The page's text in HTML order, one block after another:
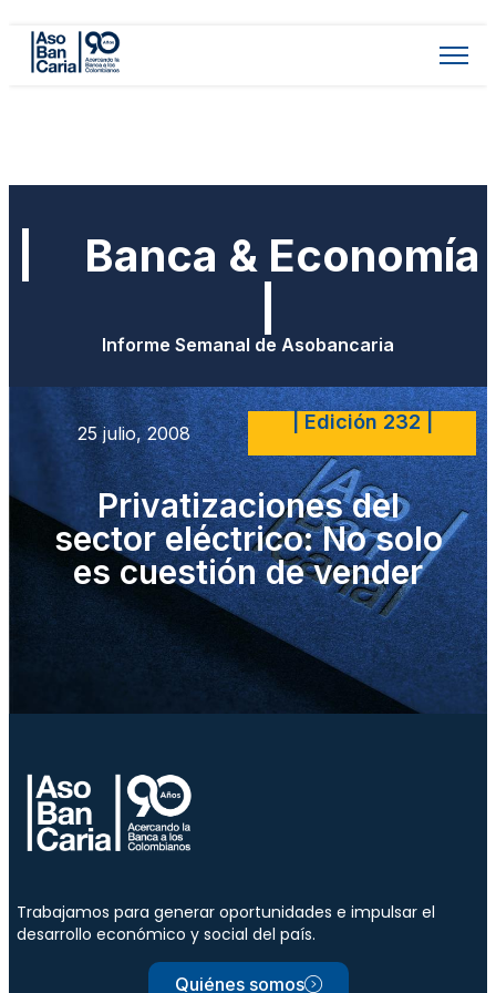
| Banca & Economía
Informe Semanal de Asobancaria
25 julio, 2008 | Edición 232 |
Privatizaciones del
sector eléctrico: No solo
es cuestión de vender
Trabajamos para generar oportunidades e impulsar el
desarrollo económico y social del país.
Quiénes somos